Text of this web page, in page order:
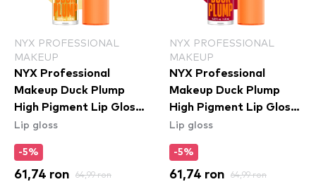
NYX PROFESSIONAL
MAKEUP
NYX Professional
Makeup Duck Plump
High Pigment Lip Gloss
- Clearly Spicy
Lip gloss
-5%
61,74 ron 64,99 ron
NYX PROFESSIONAL
MAKEUP
NYX Professional
Makeup Duck Plump
High Pigment Lip Gloss
- Hall Of Flame
Lip gloss
-5%
61,74 ron 64,99 ron